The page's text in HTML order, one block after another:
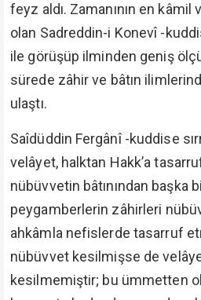
feyz aldı. Zamanının en
olan Sadreddin-i Konevî -
ile görüşüp ilminden geniş
sürede zâhir ve bâtın
ulaştı.
Saîdüddin Fergânî -kuddise
velâyet, halktan Hakk’a
nübüvvetin bâtınından başka
peygamberlerin zâhirleri
ahkâmla nefislerde tasarruf
nübüvvet kesilmişse de
kesilmemiştir; bu ümmetten